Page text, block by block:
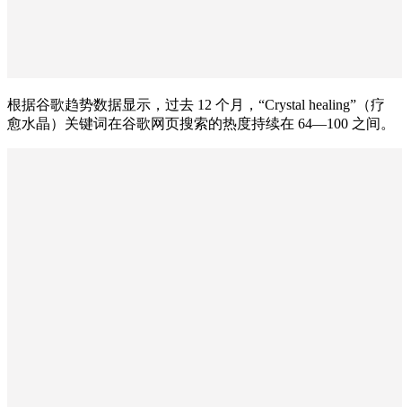
根据谷歌趋势数据显示，过去 12 个月，“Crystal healing”（疗
愈水晶）关键词在谷歌网页搜索的热度持续在 64—100 之间。